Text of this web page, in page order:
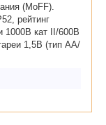
(MoFF).
рейтинг
1000В кат II/600В
1,5В (тип АА/